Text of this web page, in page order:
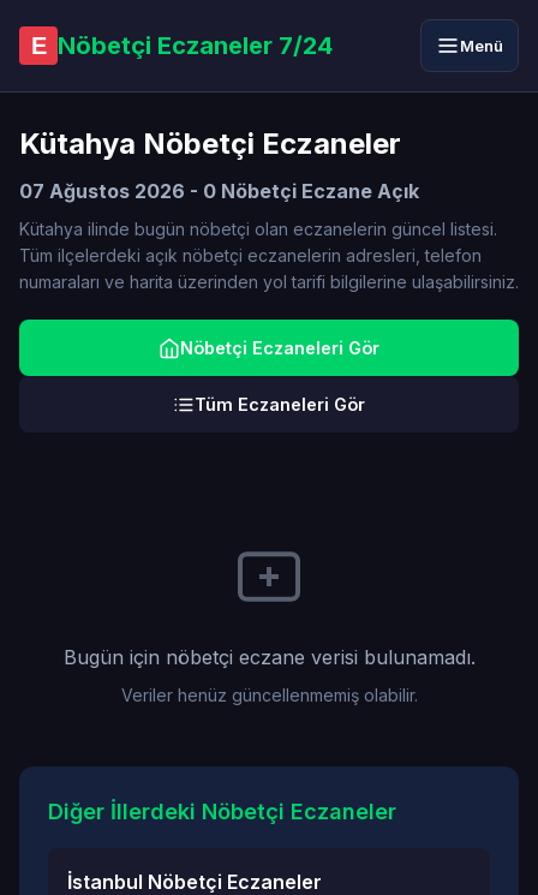
E Nöbetçi Eczaneler 7/24 Menü
Kütahya Nöbetçi Eczaneler
07 Ağustos 2026 - 0 Nöbetçi Eczane Açık
Kütahya ilinde bugün nöbetçi olan eczanelerin güncel listesi.
Tüm ilçelerdeki açık nöbetçi eczanelerin adresleri, telefon
numaraları ve harita üzerinden yol tarifi bilgilerine ulaşabilirsiniz.
Nöbetçi Eczaneleri Gör
Tüm Eczaneleri Gör
Bugün için nöbetçi eczane verisi bulunamadı.
Veriler henüz güncellenmemiş olabilir.
Diğer İllerdeki Nöbetçi Eczaneler
İstanbul Nöbetçi Eczaneler